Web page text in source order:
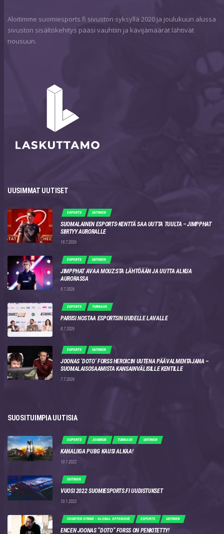
Aloitimme suomiesports.fi sivuston syksyllä 2020 ja joulukuun alussa
sivuston sisältökehitys pääsi vauhtiin ja kävijämäärät lähtivät
nousuun.
UUSIMMAT UUTISET
ESPORTS UUTINEN
SUOMALAINEN ESPORTS-KENTTÄ SAA UUTTA TUULTA – JIMPPHAT
SIIRTYY AURORALLE
19.7.2026
ESPORTS UUTINEN
JIMPPHAT AVAA MOUZ:STA LÄHTÖÄÄN JA UUTTA ALKUA
AURORASSA
9.7.2026
ESPORTS TURNAUS
PARIISI NOSTAA ESPORTSIN UUDELLE LAVALLE
8.7.2026
ESPORTS UUTINEN
JOONAS ‘DOTO’ FORSS HEROICIN UUTENA PÄÄVALMENTAJANA –
SUOMALAISOSAAMISTA KANSAINVÄLISILLE KENTILLE
7.7.2026
SUOSITUIMPIA UUTISIA
ESPORTS JOUKKUE TURNAUS UUTINEN
KANALIIGA PUBG KAUSI ALKAA!
10.1.2022
UUTINEN
VUOSI 2022 SUOMIESPORTS.FI UUDISTUKSET
10.1.2022
COUNTER STRIKE - GLOBAL OFFENSIVE ESPORTS UUTINEN
ENCEN JOONAS “DOTO” FORSS ON PENKITETTY!